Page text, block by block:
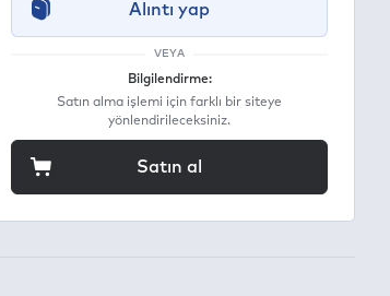
Alıntı yap
VEYA
Bilgilendirme:
Satın alma işlemi için farklı bir siteye
yönlendirileceksiniz.
Satın al